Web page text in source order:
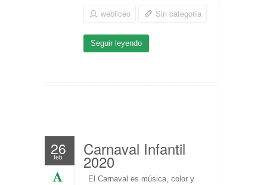
webliceo Sin categoría
Seguir leyendo
26
feb Carnaval Infantil
2020
El Carnaval es música, color y